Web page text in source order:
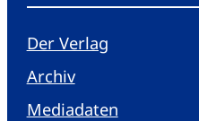
Der Verlag
Archiv
Mediadaten